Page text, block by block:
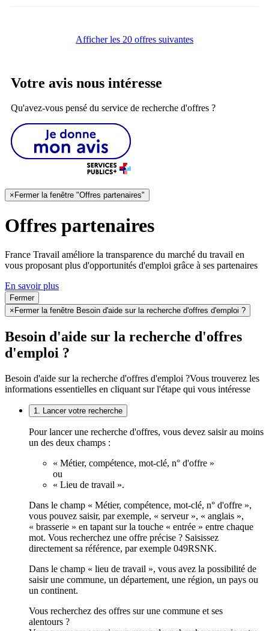
Afficher les 20 offres suivantes
Votre avis nous intéresse
Qu'avez-vous pensé du service de recherche d'offres ?
× Fermer la fenêtre "Offres partenaires"
Offres partenaires
France Travail améliore la transparence du marché du travail en
vous proposant plus d'opportunités d'emploi grâce à ses partenaires
En savoir plus
Fermer
× Fermer la fenêtre Besoin d'aide sur la recherche d'offres d'emploi ?
Besoin d'aide sur la recherche d'offres
d'emploi ?
Besoin d'aide sur la recherche d'offres d'emploi ?Vous trouverez les
informations essentielles en cliquant sur l'étape qui vous intéresse
1. Lancer votre recherche
Pour lancer une recherche d'offres, vous devez saisir au moins
un des deux champs :
« Métier, compétence, mot-clé, n° d'offre »
ou
« Lieu de travail ».
Dans le champ « Métier, compétence, mot-clé, n° d'offre »,
vous pouvez saisir, par exemple, « serveur », « anglais »,
« brasserie » en tapant sur la touche « entrée » entre chaque
mot. Vous recherchez une offre précise ? Saisissez
directement sa référence, par exemple 049RSNK.
Dans le champ « lieu de travail », vous avez la possibilité de
saisir une commune, un département, une région, un pays ou
un continent.
Vous recherchez des offres sur une commune et ses
alentours ?